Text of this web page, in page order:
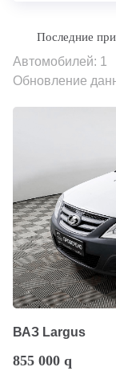
Автомобилей: 1
Обновление
ВАЗ Largus
855 000 q